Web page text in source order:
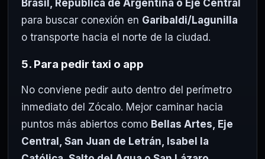
Brasil, República de Argentina o Eje Central
para buscar conexión en Garibaldi/Lagunilla
o transporte hacia el norte de la ciudad.
5. Para pedir taxi o app
No conviene pedir auto dentro del perímetro
inmediato del Zócalo. Mejor caminar hacia
puntos más abiertos como Bellas Artes, Eje
Central, San Juan de Letrán, Isabel la